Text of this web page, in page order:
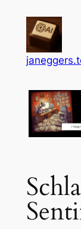
springen